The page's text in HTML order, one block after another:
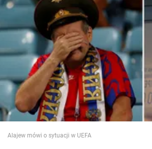
Polityka
Społeczeństwo
Wojna na Ukrainie
Świat
Jedzenie
Alajew mówi o sytuacji w UEFA